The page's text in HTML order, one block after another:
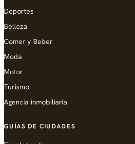
Deportes
Belleza
Comer y Beber
Moda
Motor
Turismo
Agencia inmobiliaria
GUÍAS DE CIUDADES